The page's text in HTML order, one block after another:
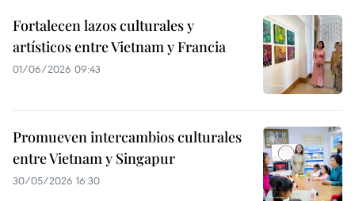
Fortalecen lazos culturales y
artísticos entre Vietnam y Francia
01/06/2026 09:43
Promueven intercambios culturales
entre Vietnam y Singapur
30/05/2026 16:30